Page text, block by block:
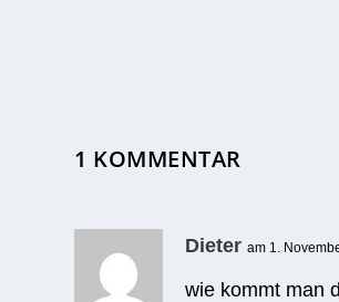
1 KOMMENTAR
Dieter am 1.
wie kommt man